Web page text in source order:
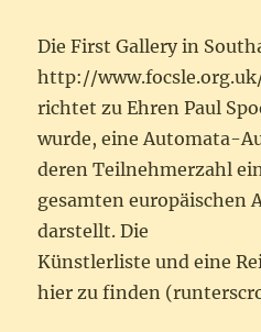
Die First Gallery in
http://
richtet zu Ehren Paul
wurde, eine Automata-
deren Teilnehmerzahl
gesamten europäischen
darstellt. Die
Künstlerliste und eine
hier zu finden